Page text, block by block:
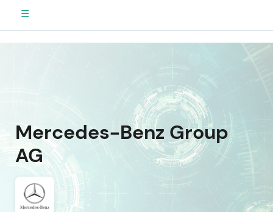
☰
Mercedes-Benz Group
AG